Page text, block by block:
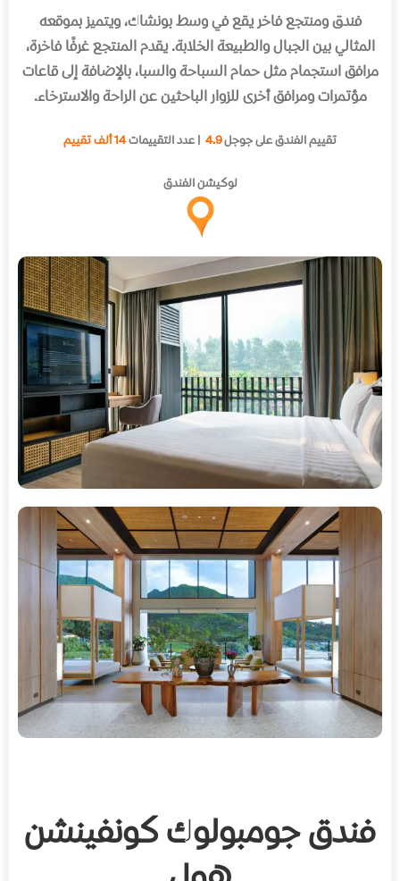
فندق ومنتجع فاخر يقع في وسط بونشاك، ويتميز بموقعه
المثالي بين الجبال والطبيعة الخلابة.يقدم المنتجع غرفًا فاخرة،
مرافق استجمام مثل حمام السباحة والسبا، بالإضافة إلى قاعات
مؤتمرات ومرافق أخرى للزوار الباحثين عن الراحة والاسترخاء.
تقييم الفندق على جوجل4.9 | عدد التقييمات14 ألف تقييم
لوكيشن الفندق
فندق جومبولوك كونفينشن